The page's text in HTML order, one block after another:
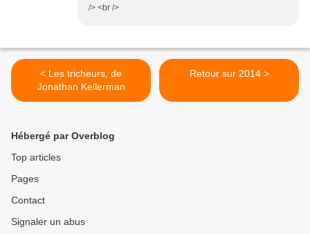
/> <br />
< Les tricheurs, de
Jonathan Kellerman
Retour sur 2014 >
Hébergé par Overblog
Top articles
Pages
Contact
Signaler un abus